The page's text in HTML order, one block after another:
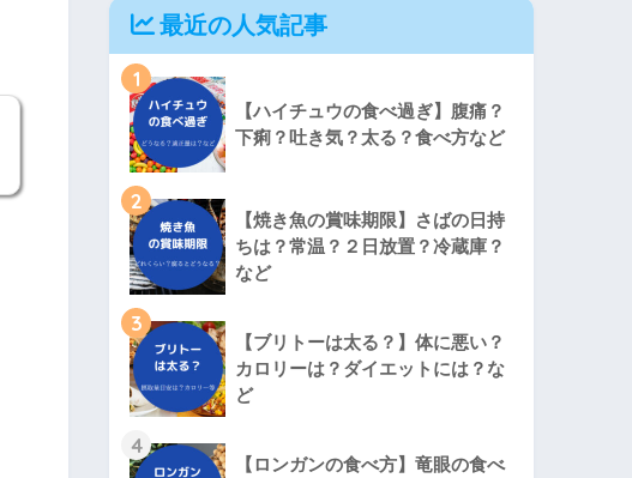
最近の人気記事
1
【ハイチュウの食べ過ぎ】腹痛？
下痢？吐き気？太る？食べ方など
2
【焼き魚の賞味期限】さばの日持
ちは？常温？２日放置？冷蔵庫？
など
3
【ブリトーは太る？】体に悪い？
カロリーは？ダイエットには？な
ど
4
【ロンガンの食べ方】竜眼の食べ